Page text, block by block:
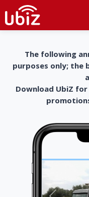
The following
purposes only; the
Download UbiZ